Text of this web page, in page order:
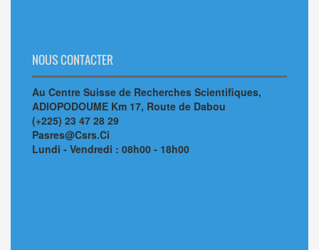
NOUS CONTACTER
Au Centre Suisse de Recherches Scientifiques,
ADIOPODOUME Km 17, Route de Dabou
(+225) 23 47 28 29
Pasres@Csrs.Ci
Lundi - Vendredi : 08h00 - 18h00